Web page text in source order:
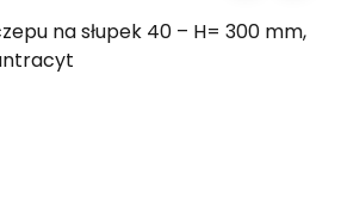
na słupek 40 – H= 300 mm,